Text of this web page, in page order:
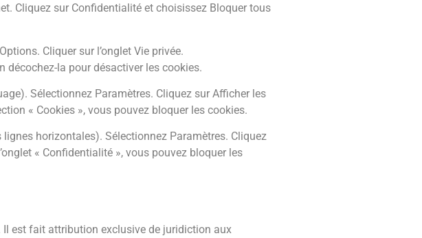
Cliquez sur Confidentialité et choisissez Bloquer tous
Cliquer sur l’onglet Vie privée.
décochez-la pour désactiver les cookies.
Sélectionnez Paramètres. Cliquez sur Afficher les
« Cookies », vous pouvez bloquer les cookies.
horizontales). Sélectionnez Paramètres. Cliquez
« Confidentialité », vous pouvez bloquer les
est fait attribution exclusive de juridiction aux